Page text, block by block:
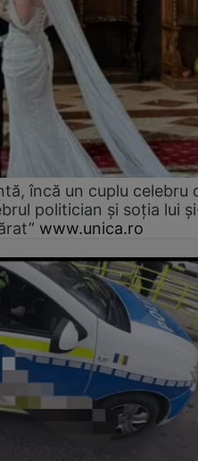
încă un cuplu celebru
politician și soția lui
www.unica.ro